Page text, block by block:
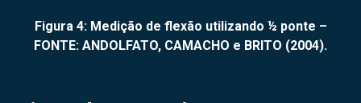
Figura 4: Medição de flexão utilizando ½ ponte –
FONTE: ANDOLFATO, CAMACHO e BRITO (2004).